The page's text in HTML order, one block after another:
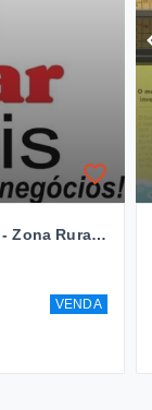
Terreno à venda, 480 m² por R$ 70.000 - Zona Rural - Itumbiara/GO
VENDA